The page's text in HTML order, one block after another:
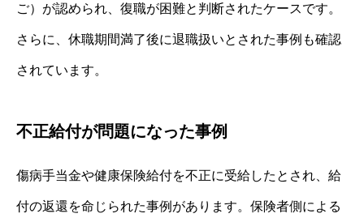
ご）が認められ、復職が困難と判断されたケースです。
さらに、休職期間満了後に退職扱いとされた事例も確認
されています。
不正給付が問題になった事例
傷病手当金や健康保険給付を不正に受給したとされ、給
付の返還を命じられた事例があります。保険者側による